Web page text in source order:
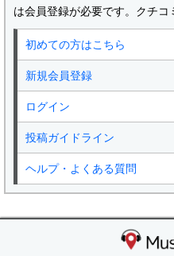
は会員登録が必要です。クチコ
初めての方はこちら
新規会員登録
ログイン
投稿ガイドライン
ヘルプ・よくある質問